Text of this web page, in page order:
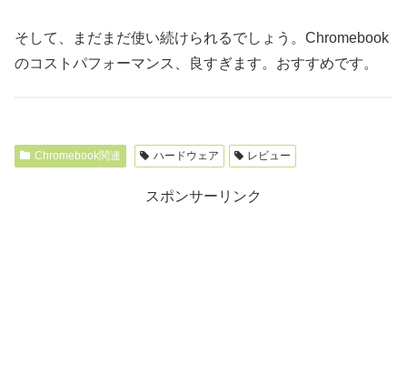
そして、まだまだ使い続けられるでしょう。Chromebook
のコストパフォーマンス、良すぎます。おすすめです。
Chromebook関連 ハードウェア レビュー
スポンサーリンク